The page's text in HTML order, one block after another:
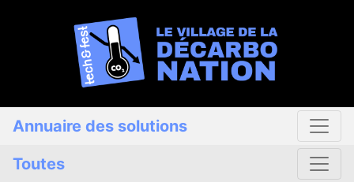
Annuaire des solutions
Toutes